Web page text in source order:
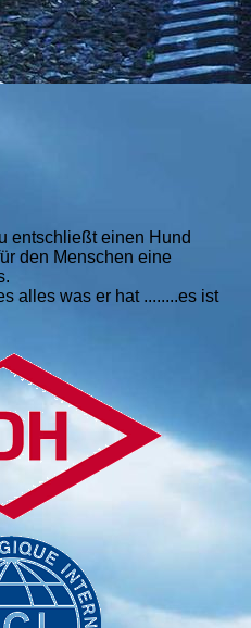
entschließt einen Hund
den Menschen eine
alles was er hat ........es ist